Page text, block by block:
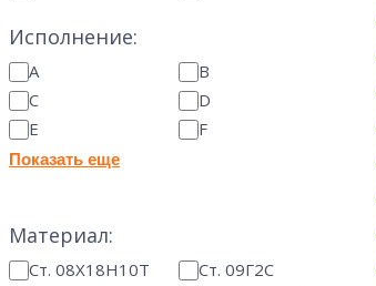
Исполнение:
A
B
С
D
E
F
Показать еще
Материал:
Ст. 08Х18Н10Т
Ст. 09Г2С